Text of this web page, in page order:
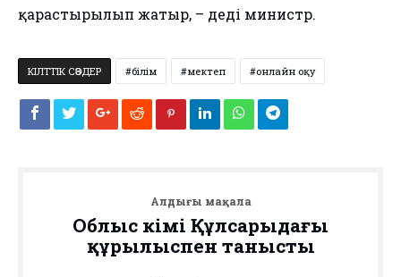
қарастырылып жатыр, – деді министр.
КІЛТТІК СӨЗДЕР білім мектеп онлайн оқу
Алдыңғы мақала
Облыс әкімі Құлсарыдағы
құрылыспен танысты